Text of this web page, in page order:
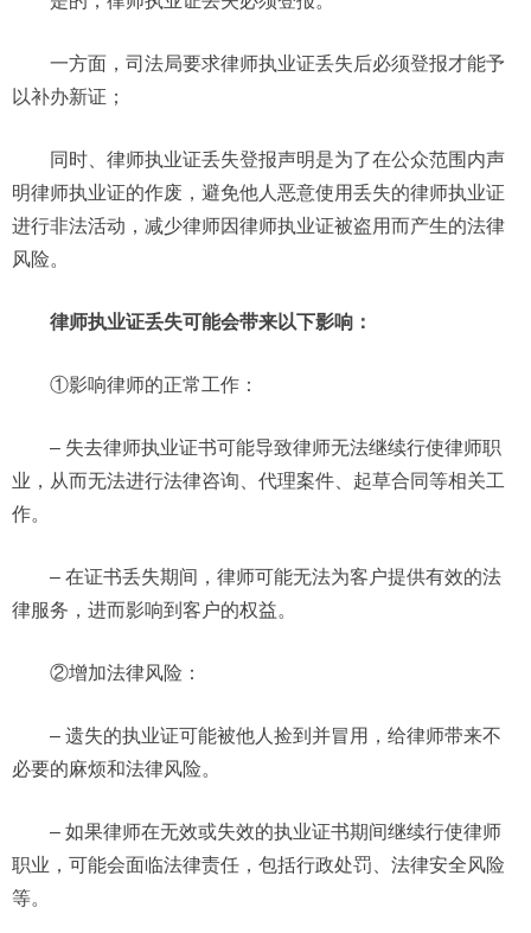
一方面，司法局要求律师执业证丢失后必须登报才能予
以补办新证；
同时、律师执业证丢失登报声明是为了在公众范围内声
明律师执业证的作废，避免他人恶意使用丢失的律师执业证
进行非法活动，减少律师因律师执业证被盗用而产生的法律
风险。
律师执业证丢失可能会带来以下影响：
①影响律师的正常工作：
– 失去律师执业证书可能导致律师无法继续行使律师职
业，从而无法进行法律咨询、代理案件、起草合同等相关工
作。
– 在证书丢失期间，律师可能无法为客户提供有效的法
律服务，进而影响到客户的权益。
②增加法律风险：
– 遗失的执业证可能被他人捡到并冒用，给律师带来不
必要的麻烦和法律风险。
– 如果律师在无效或失效的执业证书期间继续行使律师
职业，可能会面临法律责任，包括行政处罚、法律安全风险
等。